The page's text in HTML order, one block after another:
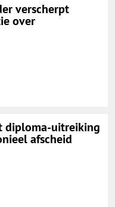
verscherpt
over
diploma-uitreiking
afscheid